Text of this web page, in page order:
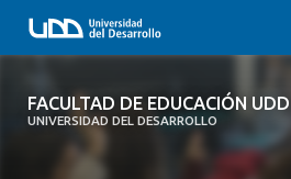
FACULTAD DE EDUCACIÓN UDD
UNIVERSIDAD DEL DESARROLLO
FACULTAD DE EDUCACIÓN UDD